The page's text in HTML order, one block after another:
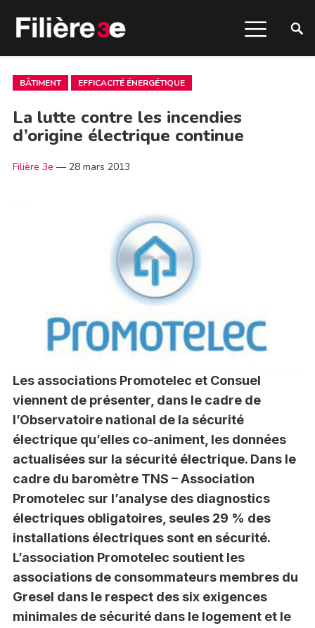
BÂTIMENT EFFICACITÉ ÉNERGÉTIQUE
La lutte contre les incendies
d’origine électrique continue
Filière 3e — 28 mars 2013
Les associations Promotelec et Consuel
viennent de présenter, dans le cadre de
l’Observatoire national de la sécurité
électrique qu’elles co-animent, les données
actualisées sur la sécurité électrique. Dans le
cadre du baromètre TNS – Association
Promotelec sur l’analyse des diagnostics
électriques obligatoires, seules 29 % des
installations électriques sont en sécurité.
L’association Promotelec soutient les
associations de consommateurs membres du
Gresel dans le respect des six exigences
minimales de sécurité dans le logement et le